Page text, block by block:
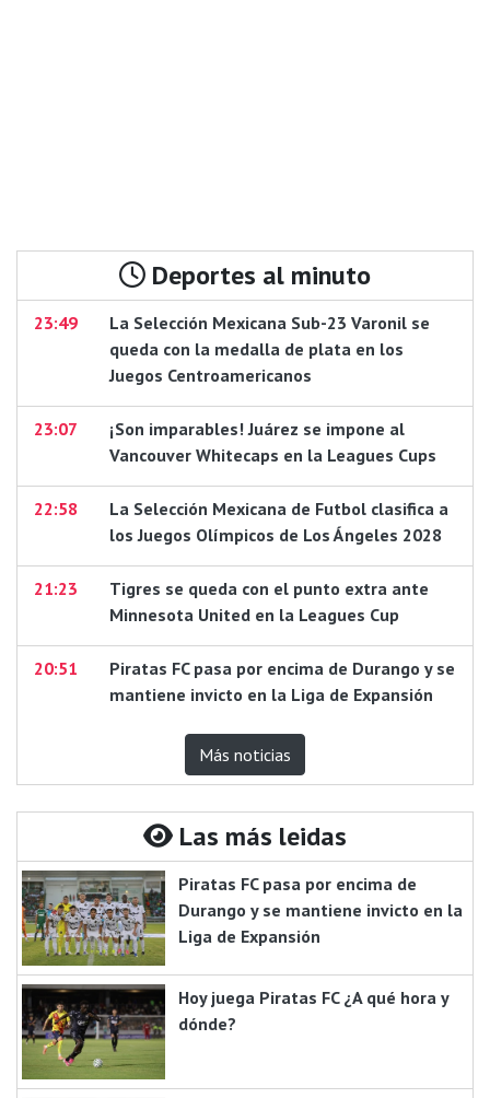
Deportes al minuto
23:49
La Selección Mexicana Sub-23 Varonil se
queda con la medalla de plata en los
Juegos Centroamericanos
23:07
¡Son imparables! Juárez se impone al
Vancouver Whitecaps en la Leagues Cups
22:58
La Selección Mexicana de Futbol clasifica a
los Juegos Olímpicos de Los Ángeles 2028
21:23
Tigres se queda con el punto extra ante
Minnesota United en la Leagues Cup
20:51
Piratas FC pasa por encima de Durango y se
mantiene invicto en la Liga de Expansión
Más noticias
Las más leidas
Piratas FC pasa por encima de
Durango y se mantiene invicto en la
Liga de Expansión
Hoy juega Piratas FC ¿A qué hora y
dónde?